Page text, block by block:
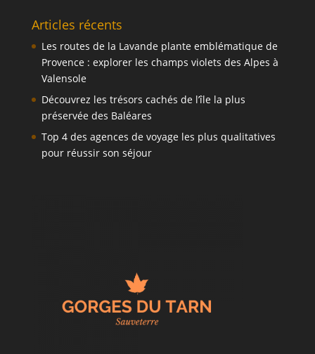
Articles récents
Les routes de la Lavande plante emblématique de
Provence : explorer les champs violets des Alpes à
Valensole
Découvrez les trésors cachés de l’île la plus
préservée des Baléares
Top 4 des agences de voyage les plus qualitatives
pour réussir son séjour